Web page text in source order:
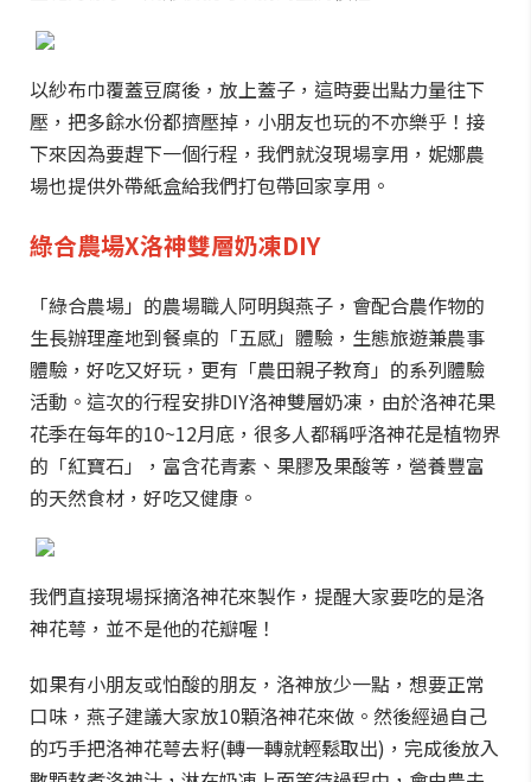
以紗布巾覆蓋豆腐後，放上蓋子，這時要出點力量往下
壓，把多餘水份都擠壓掉，小朋友也玩的不亦樂乎！接
下來因為要趕下一個行程，我們就沒現場享用，妮娜農
場也提供外帶紙盒給我們打包帶回家享用。
綠合農場X洛神雙層奶凍DIY
「綠合農場」的農場職人阿明與燕子，會配合農作物的
生長辦理產地到餐桌的「五感」體驗，生態旅遊兼農事
體驗，好吃又好玩，更有「農田親子教育」的系列體驗
活動。這次的行程安排DIY洛神雙層奶凍，由於洛神花果
花季在每年的10~12月底，很多人都稱呼洛神花是植物界
的「紅寶石」，富含花青素、果膠及果酸等，營養豐富
的天然食材，好吃又健康。
我們直接現場採摘洛神花來製作，提醒大家要吃的是洛
神花萼，並不是他的花瓣喔！
如果有小朋友或怕酸的朋友，洛神放少一點，想要正常
口味，燕子建議大家放10顆洛神花來做。然後經過自己
的巧手把洛神花萼去籽(轉一轉就輕鬆取出)，完成後放入